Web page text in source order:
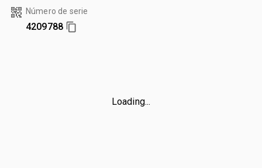
Número de serie
4209788
Loading...